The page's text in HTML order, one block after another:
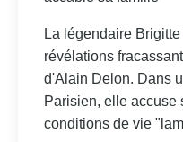
La légendaire
révélations
d'Alain Delon. Dans
Parisien, elle accuse
conditions de vie